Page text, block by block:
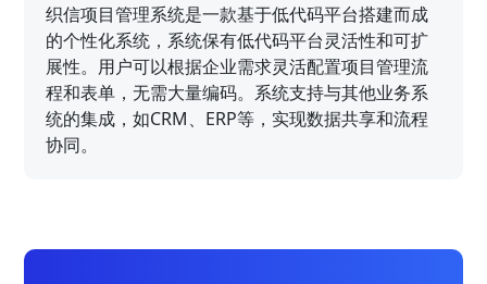
织信项目管理系统是一款基于低代码平台搭建而成
的个性化系统，系统保有低代码平台灵活性和可扩
展性。用户可以根据企业需求灵活配置项目管理流
程和表单，无需大量编码。系统支持与其他业务系
统的集成，如CRM、ERP等，实现数据共享和流程
协同。